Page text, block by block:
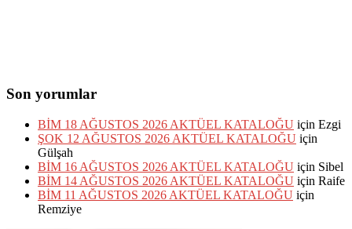
Son yorumlar
BİM 18 AĞUSTOS 2026 AKTÜEL KATALOĞU için Ezgi
ŞOK 12 AĞUSTOS 2026 AKTÜEL KATALOĞU için
Gülşah
BİM 16 AĞUSTOS 2026 AKTÜEL KATALOĞU için Sibel
BİM 14 AĞUSTOS 2026 AKTÜEL KATALOĞU için Raife
BİM 11 AĞUSTOS 2026 AKTÜEL KATALOĞU için
Remziye